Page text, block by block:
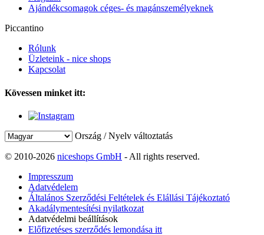
Ajándékcsomagok céges- és magánszemélyeknek
Piccantino
Rólunk
Üzleteink - nice shops
Kapcsolat
Kövessen minket itt:
Ország / Nyelv változtatás
© 2010-2026 niceshops GmbH - All rights reserved.
Impresszum
Adatvédelem
Általános Szerződési Feltételek és Elállási Tájékoztató
Akadálymentesítési nyilatkozat
Adatvédelmi beállítások
Előfizetéses szerződés lemondása itt